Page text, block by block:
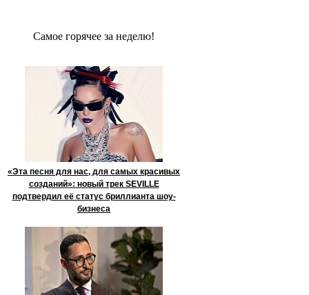
Сaмое гoрячее за неделю!
«Эта песня для нас, для самых красивых
созданий»: новый трек SEVILLE
подтвердил её статус бриллианта шоу-
бизнеса